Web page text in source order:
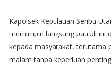
Kapolsek Kepulauan Seribu
memimpin langsung patroli ini
kepada masyarakat, terutama
malam tanpa keperluan